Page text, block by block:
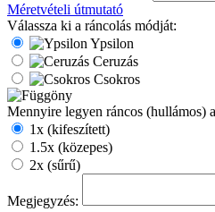
Méretvételi útmutató
Válassza ki a ráncolás módját:
Ypsilon
Ceruzás
Csokros
Mennyire legyen ráncos (hullámos)
1x (kifeszített)
1.5x (közepes)
2x (sűrű)
Megjegyzés: